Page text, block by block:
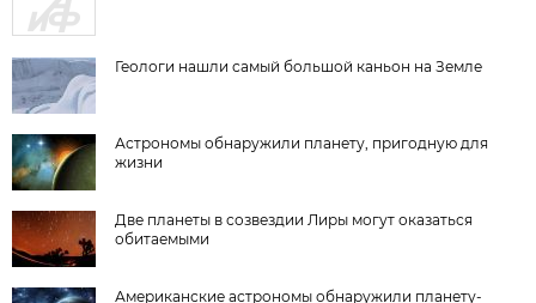
Геологи нашли самый большой каньон на Земле
Астрономы обнаружили планету, пригодную для
жизни
Две планеты в созвездии Лиры могут оказаться
обитаемыми
Американские астрономы обнаружили планету-